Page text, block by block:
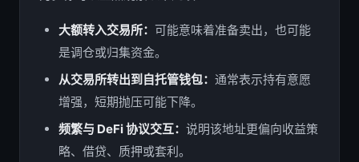
大额转入交易所： 可能意味着准备卖出，也可能
是调仓或归集资金。
从交易所转出到自托管钱包： 通常表示持有意愿
增强，短期抛压可能下降。
频繁与 DeFi 协议交互： 说明该地址更偏向收益策
略、借贷、质押或套利。